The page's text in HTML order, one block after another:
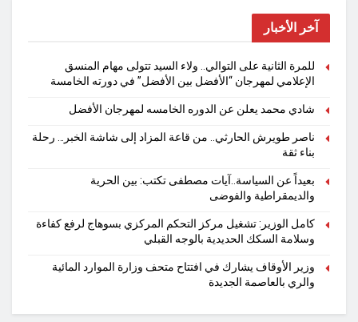
آخر الأخبار
للمرة الثانية على التوالي.. ولاء السيد تتولى مهام المنسق
الإعلامي لمهرجان “الأفضل بين الأفضل” في دورته الخامسة
شادي محمد يعلن عن الدوره الخامسه لمهرجان الأفضل
ناصر طويرش الحارثي.. من قاعة المزاد إلى شاشة الخبر… رحلة
بناء ثقة
بعيداً عن السياسة..آيات مصطفى تكتب: بين الحرية
والديمقراطية والفوضى
كامل الوزير: تشغيل مركز التحكم المركزي بسوهاج لرفع كفاءة
وسلامة السكك الحديدية بالوجه القبلي
وزير الأوقاف يشارك في افتتاح متحف وزارة الموارد المائية
والري بالعاصمة الجديدة